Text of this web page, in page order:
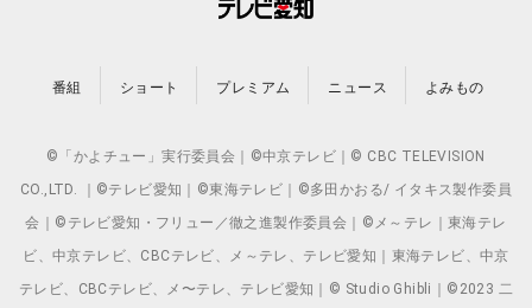
番組 ショート プレミアム ニュース よみもの
©「かよチュー」実行委員会｜©中京テレビ｜© CBC TELEVISION
CO.,LTD. ｜©テレビ愛知｜©東海テレビ｜©多田かおる/ イタキス製作委員
会｜©テレビ愛知・フリュー／徹之進製作委員会｜©メ～テレ｜東海テレ
ビ、中京テレビ、CBCテレビ、メ～テレ、テレビ愛知｜東海テレビ、中京
テレビ、CBCテレビ、メ〜テレ、テレビ愛知｜© Studio Ghibli｜©2023 二